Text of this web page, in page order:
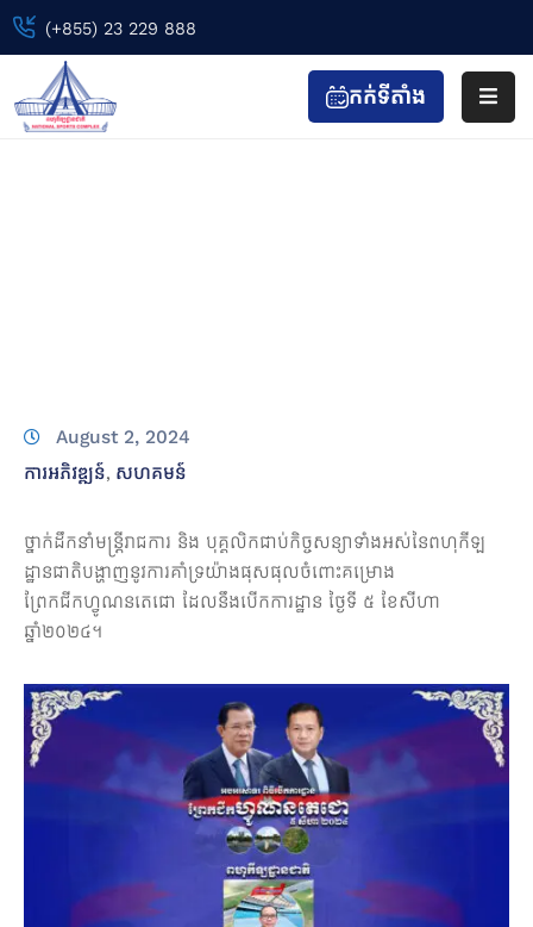
(+855) 23 229 888
កក់ទីតាំង
ទំព័រ
ដើម
កំសាន្ត
តូប
អាហារ
គ្រឿង
បរិក្ខារ
សេវា
កម្ម
August 2, 2024
ការអភិវឌ្ឍន៍‚ សហគមន៍
ថ្នាក់ដឹកនាំមន្រ្តីរាជការ និង បុគ្គលិកជាប់កិច្ចសន្យាទាំងអស់នៃពហុកីឡ
ដ្ឋានជាតិបង្ហាញនូវការគាំទ្រយ៉ាងផុសផុលចំពោះគម្រោង
ព្រែកជីកហ្វូណនតេជោ ដែលនឹងបើកការដ្ឋាន ថ្ងៃទី ៥ ខែសីហា
ឆ្នាំ២០២៤។